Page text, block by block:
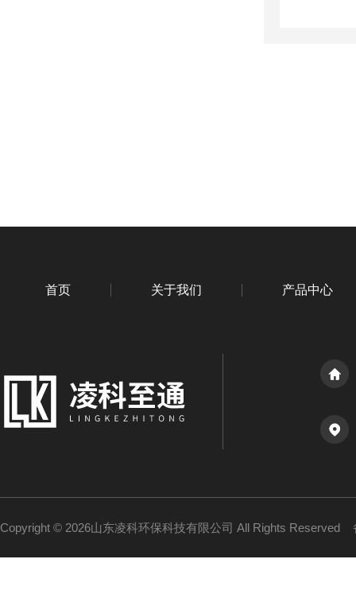
首页 关于我们 产品中心
Copyright © 2026山东凌科环保科技有限公司 All Rights Reserved